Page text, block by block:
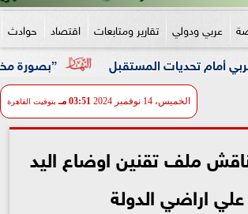
عربي ودولي تقارير ومتابعات اقتصاد حوادث
”بصورة مختلفة” المستقبل
الخميس، 14 نوفمبر 2024 03:51 مـ بتوقيت القاهرة
ملف تقنين اوضاع اليد
علي اراضي الدولة